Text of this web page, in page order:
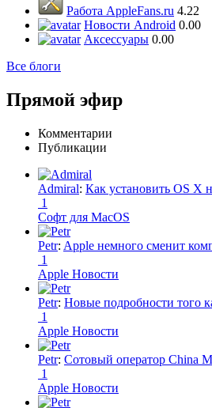
Работа AppleFans.ru 4.22
Новости Android 0.00
Аксессуары 0.00
Все блоги
Прямой эфир
Комментарии
Публикации
Admiral: Как установить OS X
1
Софт для MacOS
Petr: Apple немного сменит
1
Apple Новости
Petr: Новые подробности того
1
Apple Новости
Petr: Сотовый оператор China
1
Apple Новости